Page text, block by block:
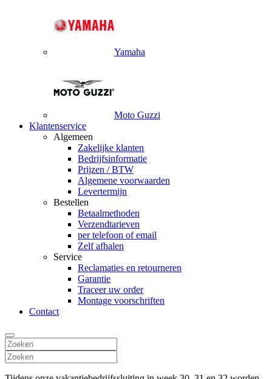
Yamaha
Moto Guzzi
Klantenservice
Algemeen
Zakelijke klanten
Bedrijfsinformatie
Prijzen / BTW
Algemene voorwaarden
Levertermijn
Bestellen
Betaalmethoden
Verzendtarieven
per telefoon of email
Zelf afhalen
Service
Reclamaties en retourneren
Garantie
Traceer uw order
Montage voorschriften
Contact